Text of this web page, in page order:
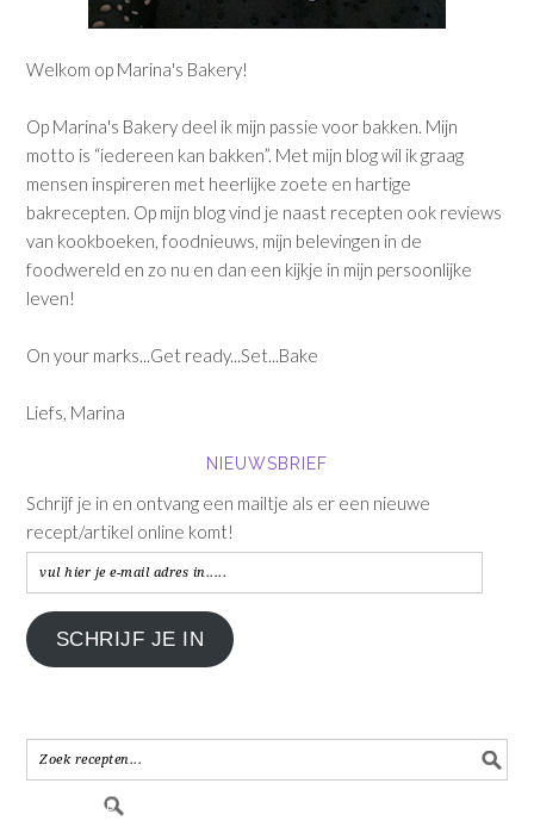
Welkom op Marina's Bakery!
Op Marina's Bakery deel ik mijn passie voor bakken. Mijn
motto is “iedereen kan bakken”. Met mijn blog wil ik graag
mensen inspireren met heerlijke zoete en hartige
bakrecepten. Op mijn blog vind je naast recepten ook reviews
van kookboeken, foodnieuws, mijn belevingen in de
foodwereld en zo nu en dan een kijkje in mijn persoonlijke
leven!
On your marks...Get ready...Set...Bake
Liefs, Marina
NIEUWSBRIEF
Schrijf je in en ontvang een mailtje als er een nieuwe
recept/artikel online komt!
vul
hier
je
e-
in.....
SCHRIJF JE IN